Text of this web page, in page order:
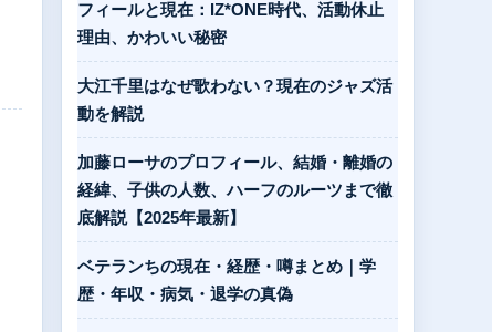
フィールと現在：IZ*ONE時代、活動休止
理由、かわいい秘密
大江千里はなぜ歌わない？現在のジャズ活
動を解説
加藤ローサのプロフィール、結婚・離婚の
経緯、子供の人数、ハーフのルーツまで徹
底解説【2025年最新】
ベテランちの現在・経歴・噂まとめ｜学
歴・年収・病気・退学の真偽